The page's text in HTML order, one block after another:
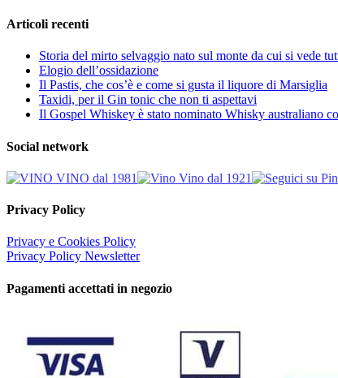
Articoli recenti
Storia del mirto selvaggio nato sul monte da cui si vede
Elogio dell’ossidazione
Il Pastis, che cos’è e come si gusta il liquore di Marsiglia
Taxidi, per il Gin tonic che non ti aspettavi
Il Gospel Whiskey è stato nominato Whisky australiano
Social network
Privacy Policy
Privacy e Cookies Policy
Privacy Policy Newsletter
Pagamenti accettati in negozio